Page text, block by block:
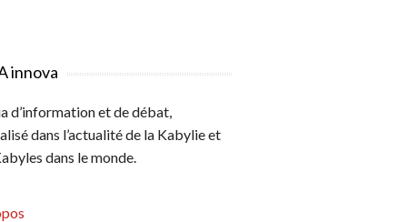
innova
d’information et de débat,
dans l’actualité de la Kabylie et
dans le monde.